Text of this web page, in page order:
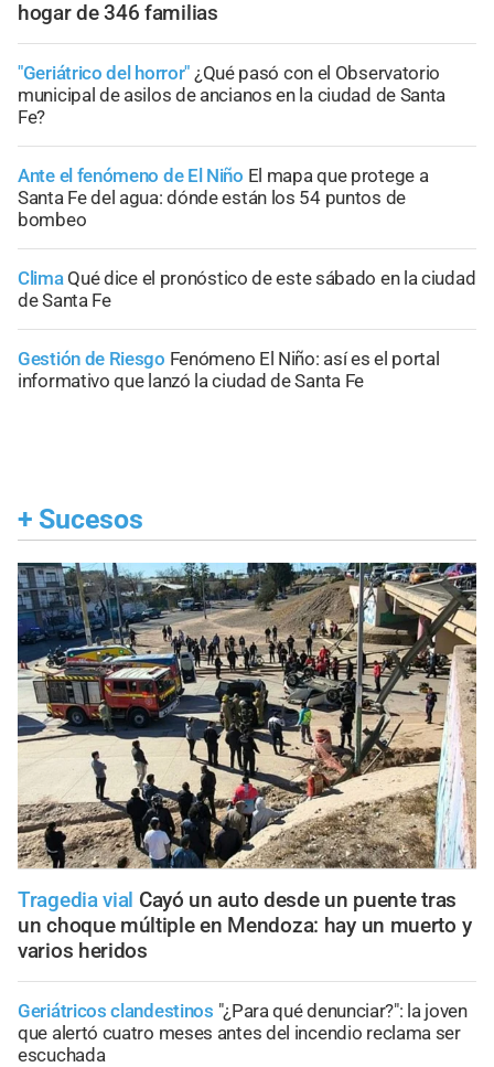
hogar de 346 familias
"Geriátrico del horror" ¿Qué pasó con el Observatorio
municipal de asilos de ancianos en la ciudad de Santa
Fe?
Ante el fenómeno de El Niño El mapa que protege a
Santa Fe del agua: dónde están los 54 puntos de
bombeo
Clima Qué dice el pronóstico de este sábado en la ciudad
de Santa Fe
Gestión de Riesgo Fenómeno El Niño: así es el portal
informativo que lanzó la ciudad de Santa Fe
+ Sucesos
Tragedia vial Cayó un auto desde un puente tras
un choque múltiple en Mendoza: hay un muerto y
varios heridos
Geriátricos clandestinos "¿Para qué denunciar?": la joven
que alertó cuatro meses antes del incendio reclama ser
escuchada